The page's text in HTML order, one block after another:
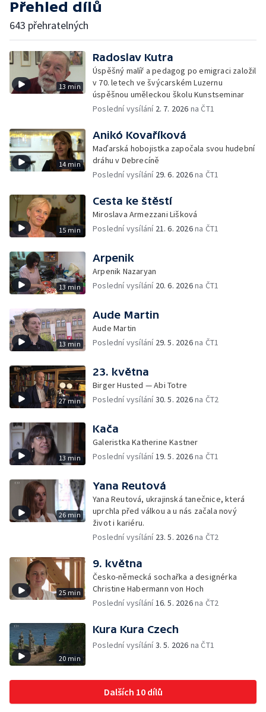
Přehled dílů
643 přehratelných
13 min
Radoslav Kutra
Úspěšný malíř a pedagog po emigraci založil
v 70. letech ve švýcarském Luzernu
úspěšnou uměleckou školu Kunstseminar
Poslední vysílání 2. 7. 2026 na ČT1
14 min
Anikó Kovaříková
Maďarská hobojistka započala svou hudební
dráhu v Debrecíně
Poslední vysílání 29. 6. 2026na ČT1
15 min
Cesta ke štěstí
Miroslava Armezzani Lišková
Poslední vysílání 21. 6. 2026na ČT1
13 min
Arpenik
Arpenik Nazaryan
Poslední vysílání 20. 6. 2026na ČT1
13 min
Aude Martin
Aude Martin
Poslední vysílání 29. 5. 2026na ČT1
27 min
23. května
Birger Husted — Abi Totre
Poslední vysílání30. 5. 2026na ČT2
13 min
Kača
Galeristka Katherine Kastner
Poslední vysílání19. 5. 2026na ČT1
26 min
Yana Reutová
Yana Reutová, ukrajinská tanečnice, která
uprchla před válkou a u nás začala nový
život i kariéru.
Poslední vysílání 23. 5. 2026na ČT2
25 min
9. května
Česko-německá sochařka a designérka
Christine Habermann von Hoch
Poslední vysílání16. 5. 2026na ČT2
20 min
Kura Kura Czech
Poslední vysílání3. 5. 2026 na ČT1
Dalších 10 dílů